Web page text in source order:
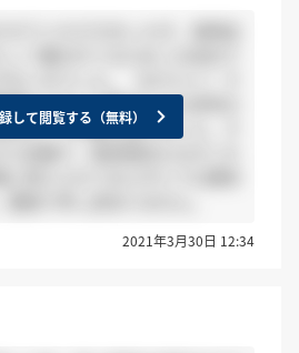
機などをした際はとても参考の
社という印象を受けました。そ
して閲覧する（無料）
2021年3月30日 12:34